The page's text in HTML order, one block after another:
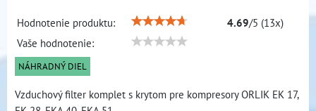
Hodnotenie produktu: 4.69/5 (13x)
Vaše hodnotenie:
NÁHRADNÝ DIEL
Vzduchový filter komplet s krytom pre kompresory ORLIK EK 17,